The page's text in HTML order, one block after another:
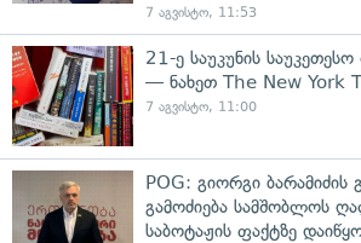
7 აგვისტო, 11:53
21-ე საუკუნის
— ნახეთ The New York
7 აგვისტო, 11:00
POG: გიორგი ბარამიძის
გამოძიება სამშობლოს
საბოტაჟის ფაქტზე